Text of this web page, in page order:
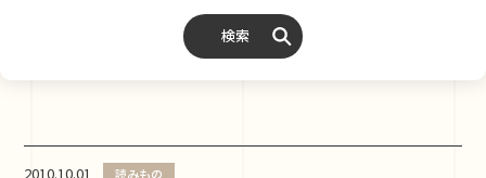
検索
2010.10.01 読みもの